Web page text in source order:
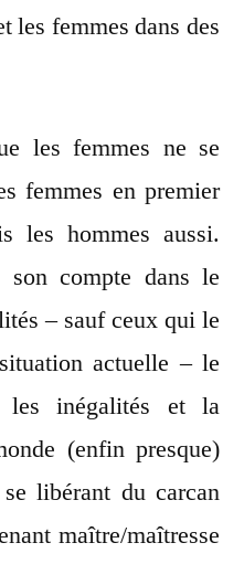
les femmes dans des
les femmes ne se
femmes en premier
les hommes aussi.
compte dans le
– sauf ceux qui le
actuelle – le
les inégalités et la
(enfin presque)
libérant du carcan
maître/maîtresse